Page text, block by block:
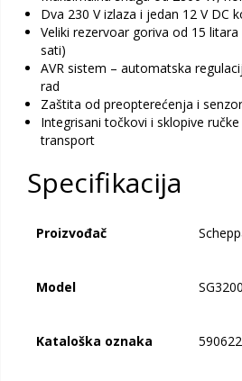
Dva 230 V izlaza i jedan 12 V DC
Veliki rezervoar goriva od 15
sati)
AVR sistem – automatska
rad
Zaštita od preopterećenja i
Integrisani točkovi i sklopive
transport
Specifikacija
Proizvođač
Model
Kataloška oznaka